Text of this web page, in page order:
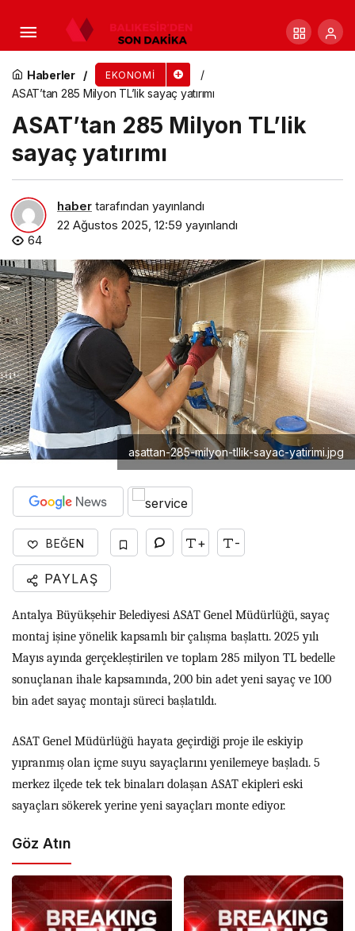
Haberler EKONOMI
ASAT’tan 285 Milyon TL’lik sayaç yatırımı
ASAT’tan 285 Milyon TL’lik
sayaç yatırımı
haber tarafından yayınlandı
22 Ağustos 2025, 12:59 yayınlandı
64
asattan-285-milyon-tllik-sayac-yatirimi.jpg
BEĞEN + -
PAYLAŞ
Antalya Büyükşehir Belediyesi ASAT Genel Müdürlüğü, sayaç
montaj işine yönelik kapsamlı bir çalışma başlattı. 2025 yılı
Mayıs ayında gerçekleştirilen ve toplam 285 milyon TL bedelle
sonuçlanan ihale kapsamında, 200 bin adet yeni sayaç ve 100
bin adet sayaç montajı süreci başlatıldı.
ASAT Genel Müdürlüğü hayata geçirdiği proje ile eskiyip
yıpranmış olan içme suyu sayaçlarını yenilemeye başladı. 5
merkez ilçede tek tek binaları dolaşan ASAT ekipleri eski
sayaçları sökerek yerine yeni sayaçları monte ediyor.
Göz Atın
Nissan, Katı Hal Pil Üreticisi Licap Technologies
İle İş Birliği Yaptı